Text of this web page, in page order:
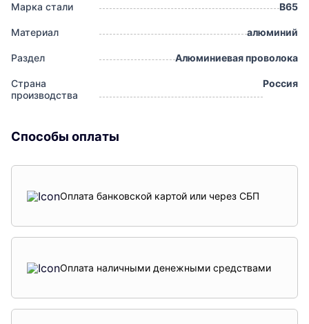
Марка стали В65
Материал алюминий
Раздел Алюминиевая проволока
Страна
производства
Россия
Способы оплаты
Оплата банковской картой или через СБП
Оплата наличными денежными средствами